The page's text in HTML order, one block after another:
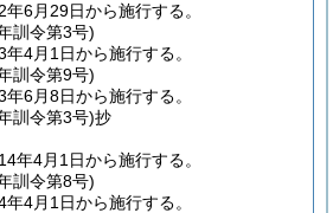
6月29日から施行する。
訓令第3号)
4月1日から施行する。
訓令第9号)
6月8日から施行する。
訓令第3号)抄
年4月1日から施行する。
訓令第8号)
4月1日から施行する。